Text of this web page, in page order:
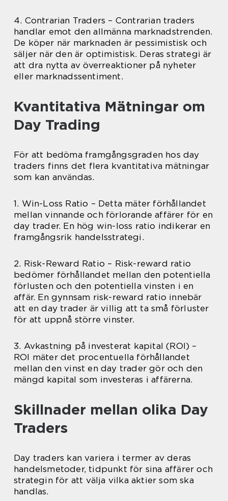
4. Contrarian Traders – Contrarian traders
handlar emot den allmänna marknadstrenden.
De köper när marknaden är pessimistisk och
säljer när den är optimistisk. Deras strategi är
att dra nytta av överreaktioner på nyheter
eller marknadssentiment.
Kvantitativa Mätningar om
Day Trading
För att bedöma framgångsgraden hos day
traders finns det flera kvantitativa mätningar
som kan användas.
1. Win-Loss Ratio – Detta mäter förhållandet
mellan vinnande och förlorande affärer för en
day trader. En hög win-loss ratio indikerar en
framgångsrik handelsstrategi.
2. Risk-Reward Ratio – Risk-reward ratio
bedömer förhållandet mellan den potentiella
förlusten och den potentiella vinsten i en
affär. En gynnsam risk-reward ratio innebär
att en day trader är villig att ta små förluster
för att uppnå större vinster.
3. Avkastning på investerat kapital (ROI) –
ROI mäter det procentuella förhållandet
mellan den vinst en day trader gör och den
mängd kapital som investeras i affärerna.
Skillnader mellan olika Day
Traders
Day traders kan variera i termer av deras
handelsmetoder, tidpunkt för sina affärer och
strategin för att välja vilka aktier som ska
handlas.